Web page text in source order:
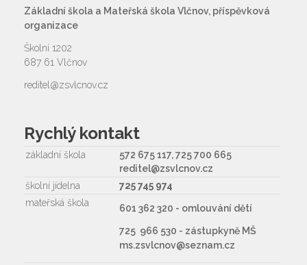
Základní škola a Mateřská škola Vlčnov, příspěvková
organizace
Školní 1202
687 61 Vlčnov
reditel@zsvlcnov.cz
Rychlý kontakt
základní škola
572 675 117, 725 700 665
reditel@zsvlcnov.cz
školní jídelna
725 745 974
mateřská škola
601 362 320 - omlouvání dětí
725 966 530 - zástupkyně MŠ
ms.zsvlcnov@seznam.cz